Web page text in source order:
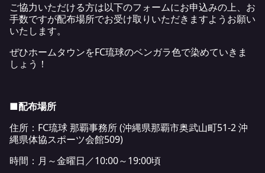
ご協力いただける方は以下のフォームにお申込みの上、お
手数ですが配布場所でお受け取りいただきますようお願い
いたします。
ぜひホームタウンをFC琉球のベンガラ色で染めていきま
しょう！
■配布場所
住所：FC琉球 那覇事務所 (沖縄県那覇市奥武山町51-2 沖
縄県体協スポーツ会館509)
時間：月～金曜日／10:00～19:00頃